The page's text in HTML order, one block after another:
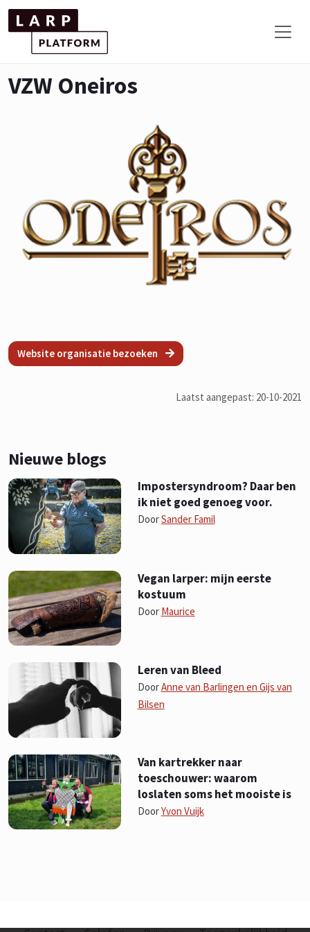
VZW Oneiros
Website organisatie bezoeken
Laatst aangepast: 20-10-2021
Nieuwe blogs
Impostersyndroom? Daar ben
ik niet goed genoeg voor.
DoorSander Famil
Vegan larper: mijn eerste
kostuum
Door Maurice
Leren van Bleed
DoorAnne van Barlingen en Gijs van
Bilsen
Van kartrekker naar
toeschouwer: waarom
loslaten soms het mooiste is
DoorYvon Vuijk